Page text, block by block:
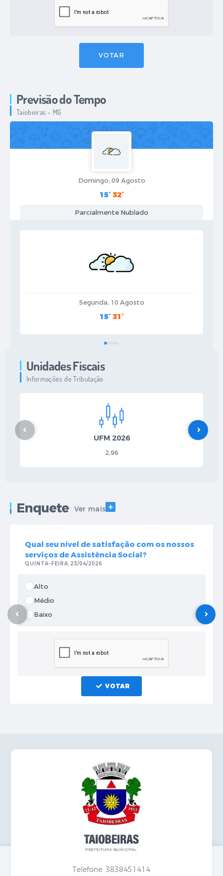
VOTAR
Previsão do Tempo
Taiobeiras - MG
Domingo, 09 Agosto
15°32°
Parcialmente Nublado
Segunda, 10 Agosto
15°31°
Unidades Fiscais
Informações de Tributação
UFM 2026
2,96
Enquete Ver mais
QUINTA-FEIRA 23/04/2026
Qual seu nível de satisfação com os nossos
serviços de Assistência Social?
Alto
Médio
Baixo
VOTAR
Telefone: 3838451414